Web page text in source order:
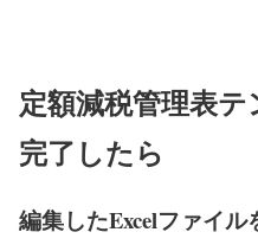
定額減税管理表
完了したら
編集したExcelファイル